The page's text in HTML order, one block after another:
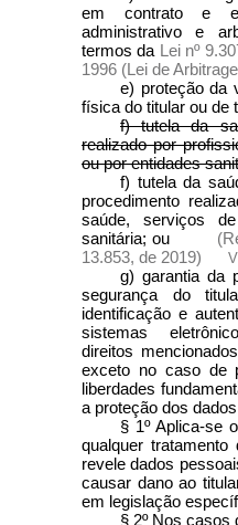
em contrato e
administrativo e
termos da Lei nº
1996 (Lei de
e) proteção da
física do titular ou de
f) tutela da
realizado por
ou por entidades
f) tutela da
procedimento
saúde, serviços
sanitária; ou
13.853, de 2019)
g) garantia da
segurança do
identificação e
sistemas
direitos
exceto no caso de
liberdades
a proteção dos
§ 1º Aplica-se
qualquer
revele dados
causar dano ao
em legislação
§ 2º Nos casos